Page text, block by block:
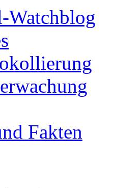
Watchblog
Fakten